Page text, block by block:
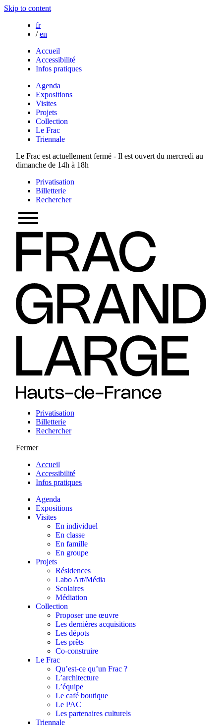
Skip to content
fr
/ en
Accueil
Accessibilité
Infos pratiques
Agenda
Expositions
Visites
Projets
Collection
Le Frac
Triennale
Le Frac est actuellement fermé - Il est ouvert du mercredi au
dimanche de 14h à 18h
Privatisation
Billetterie
Rechercher
Privatisation
Billetterie
Rechercher
Fermer
Accueil
Accessibilité
Infos pratiques
Agenda
Expositions
Visites
En individuel
En classe
En famille
En groupe
Projets
Résidences
Labo Art/Média
Scolaires
Médiation
Collection
Proposer une œuvre
Les dernières acquisitions
Les dépots
Les prêts
Co-construire
Le Frac
Qu’est-ce qu’un Frac ?
L’architecture
L’équipe
Le café boutique
Le PAC
Les partenaires culturels
Triennale